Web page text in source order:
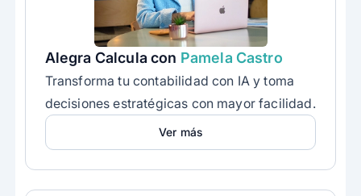
Alegra Calcula con Pamela Castro
Transforma tu contabilidad con IA y toma
decisiones estratégicas con mayor facilidad.
Ver más